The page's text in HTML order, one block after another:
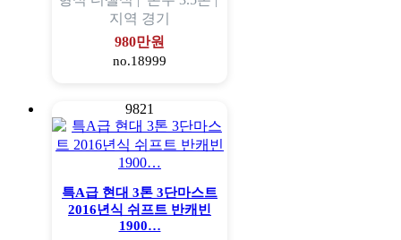
지역 경기
980만원
no.18999
9821
특A급 현대 3톤 3단마스트
2016년식 쉬프트 반캐빈
1900…